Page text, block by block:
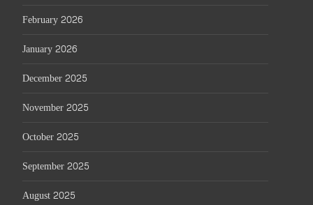
February 2026
January 2026
December 2025
November 2025
October 2025
September 2025
August 2025